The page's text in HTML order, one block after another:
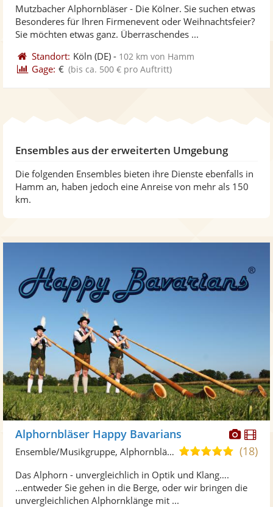
Fotos
5
Mutzbacher Alphornbläser - Die Kölner. Sie suchen etwas
Besonderes für Ihren Firmenevent oder Weihnachtsfeier?
Sie möchten etwas ganz. Überraschendes ...
Standort: Köln (DE) - 102 km von Hamm
Gage: € (bis ca. 500 € pro Auftritt)
Ensembles aus der erweiterten Umgebung
Die folgenden Ensembles bieten ihre Dienste ebenfalls in
Hamm an, haben jedoch eine Anreise von mehr als 150
km.
Alphornbläser Happy Bavarians
4,9(18)
Ensemble/Musikgruppe, Alphornbläser
Das Alphorn - unvergleichlich in Optik und Klang….
...entweder Sie gehen in die Berge, oder wir bringen die
unvergleichlichen Alphornklänge mit ...